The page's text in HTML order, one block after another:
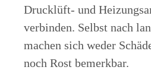
Drucklüft- und
verbinden. Selbst nach
machen sich weder
noch Rost bemerkbar.